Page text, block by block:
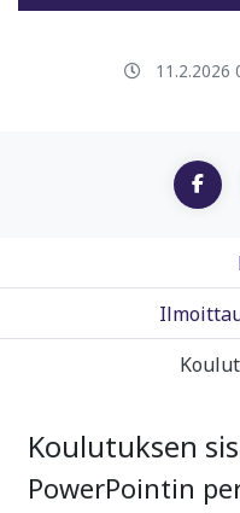
11.2.2026
Koulutuksen
PowerPointin